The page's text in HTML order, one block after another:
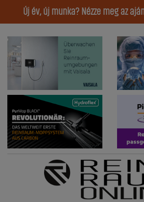
Új év, új munka? Nézze meg az